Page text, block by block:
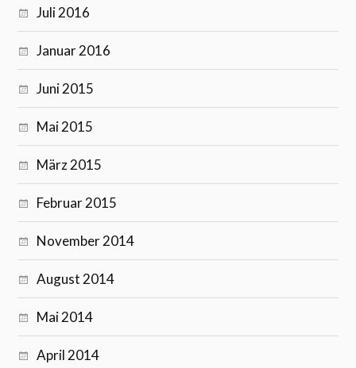
Juli 2016
Januar 2016
Juni 2015
Mai 2015
März 2015
Februar 2015
November 2014
August 2014
Mai 2014
April 2014